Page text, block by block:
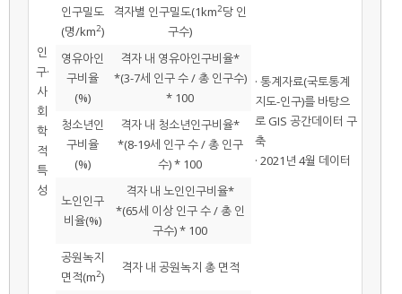
인
구·
사
회
학
적
특
성
인구밀도
(명/km2)
격자별 인구밀도(1km2당 인
구수)
· 통계자료(국토통계
지도-인구)를 바탕으
로 GIS 공간데이터 구
축
· 2021년 4월 데이터
영유아인
구비율
(%)
격자 내 영유아인구비율*
*(3-7세 인구 수 / 총 인구수)
* 100
청소년인
구비율
(%)
격자 내 청소년인구비율*
*(8-19세 인구 수 / 총 인구
수) * 100
노인인구
비율(%)
격자 내 노인인구비율*
*(65세 이상 인구 수 / 총 인
구수) * 100
공원녹지
면적(m2)
격자 내 공원녹지 총 면적